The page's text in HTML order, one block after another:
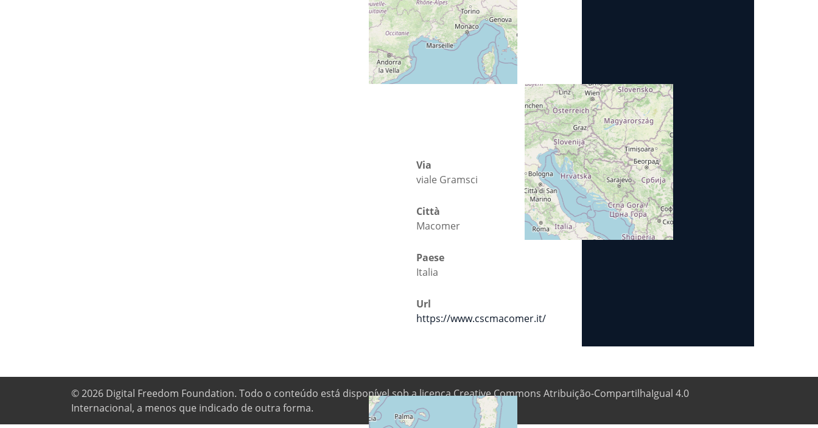
Indicazioni
Via
viale Gramsci
Città
Macomer
Paese
Italia
Url
https://www.cscmacomer.it/
© 2026 Digital Freedom Foundation. Todo o conteúdo está disponível sob a licença Creative Commons Atribuição-CompartilhaIgual 4.0
Internacional, a menos que indicado de outra forma.